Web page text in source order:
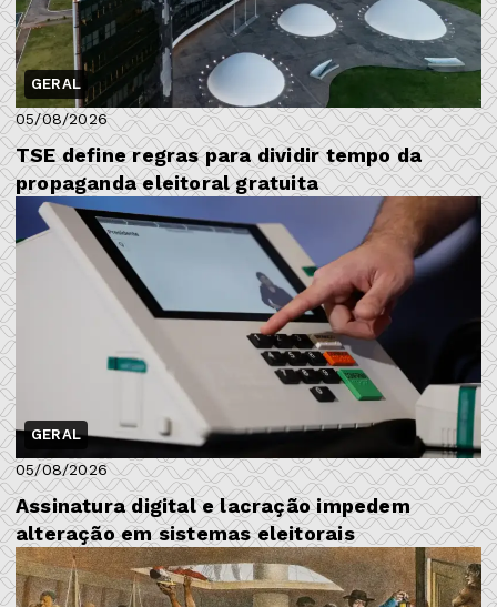
GERAL
05/08/2026
TSE define regras para dividir tempo da
propaganda eleitoral gratuita
GERAL
05/08/2026
Assinatura digital e lacração impedem
alteração em sistemas eleitorais